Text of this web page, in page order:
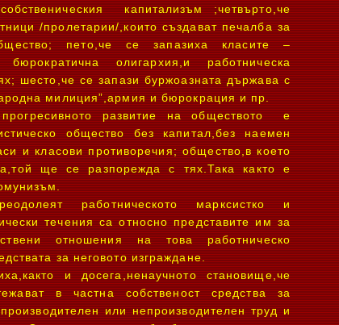
капитализъм ;четвърто,че
/пролетарии/,които създават печалба за
общество; пето,че се запазиха класите –
олигархия,и работническа
шесто,че се запази буржоазната държава с
милиция”,армия и бюрокрация и пр.
развитие на обществото е
общество без капитал,без наемен
и класови противоречия; общество,в което
ще се разпорежда с тях.Така както е
работническото марксистко и
течения са относно представите им за
отношения на това работническо
за неговото изграждане.
и досега,ненаучното становище,че
в частна собственост средства за
или непроизводителен труд и